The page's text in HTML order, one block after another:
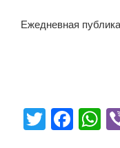
Ежедневная
T F